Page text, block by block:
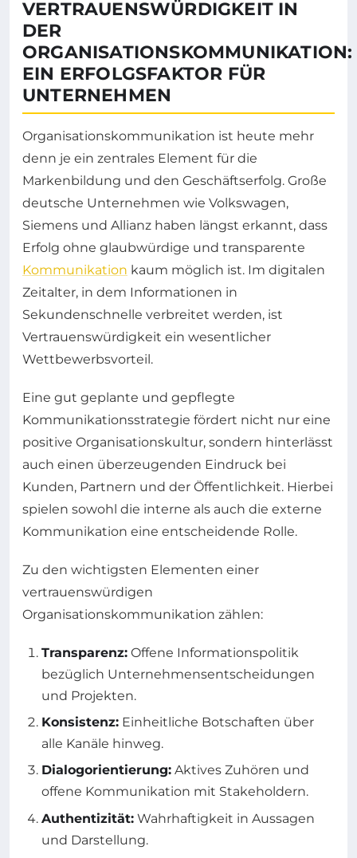
VERTRAUENSWÜRDIGKEIT IN
DER
ORGANISATIONSKOMMUNIKATION:
EIN ERFOLGSFAKTOR FÜR
UNTERNEHMEN
Organisationskommunikation ist heute mehr
denn je ein zentrales Element für die
Markenbildung und den Geschäftserfolg. Große
deutsche Unternehmen wie Volkswagen,
Siemens und Allianz haben längst erkannt, dass
Erfolg ohne glaubwürdige und transparente
Kommunikation kaum möglich ist. Im digitalen
Zeitalter, in dem Informationen in
Sekundenschnelle verbreitet werden, ist
Vertrauenswürdigkeit ein wesentlicher
Wettbewerbsvorteil.
Eine gut geplante und gepflegte
Kommunikationsstrategie fördert nicht nur eine
positive Organisationskultur, sondern hinterlässt
auch einen überzeugenden Eindruck bei
Kunden, Partnern und der Öffentlichkeit. Hierbei
spielen sowohl die interne als auch die externe
Kommunikation eine entscheidende Rolle.
Zu den wichtigsten Elementen einer
vertrauenswürdigen
Organisationskommunikation zählen:
Transparenz: Offene Informationspolitik
bezüglich Unternehmensentscheidungen
und Projekten.
Konsistenz: Einheitliche Botschaften über
alle Kanäle hinweg.
Dialogorientierung: Aktives Zuhören und
offene Kommunikation mit Stakeholdern.
Authentizität: Wahrhaftigkeit in Aussagen
und Darstellung.